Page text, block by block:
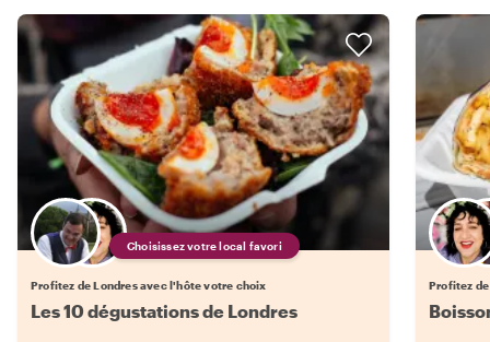
Choisissez votre local favori
Profitez de Londres avec l'hôte votre choix
Les 10 dégustations de Londres
Profitez